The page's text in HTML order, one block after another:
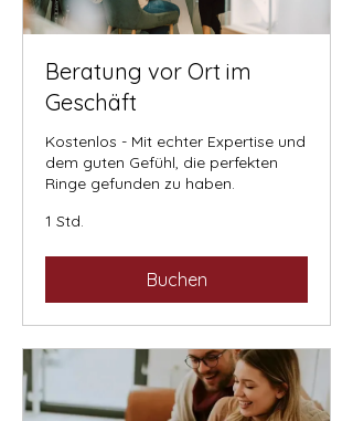
Beratung vor Ort im
Geschäft
Kostenlos - Mit echter Expertise und
dem guten Gefühl, die perfekten
Ringe gefunden zu haben.
1 Std.
Buchen